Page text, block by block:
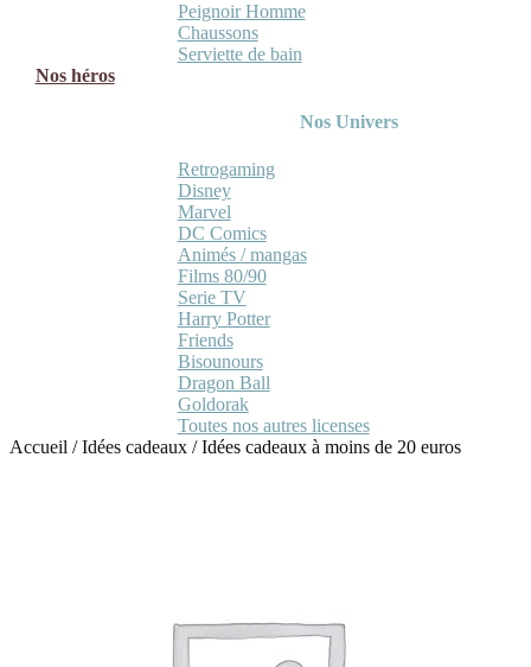
Peignoir Homme
Chaussons
Serviette de bain
Nos héros
Nos Univers
Retrogaming
Disney
Marvel
DC Comics
Animés / mangas
Films 80/90
Serie TV
Harry Potter
Friends
Bisounours
Dragon Ball
Goldorak
Toutes nos autres licenses
Accueil /Idées cadeaux /Idées cadeaux à moins de 20 euros